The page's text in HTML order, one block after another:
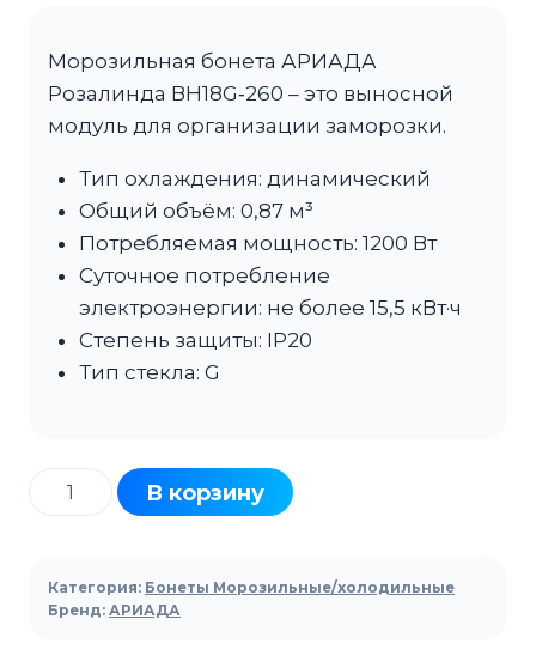
Морозильная бонета АРИАДА
Розалинда ВН18G‑260 – это выносной
модуль для организации заморозки.
Тип охлаждения: динамический
Общий объём: 0,87 м³
Потребляемая мощность: 1200 Вт
Суточное потребление
электроэнергии: не более 15,5 кВт·ч
Степень защиты: IP20
Тип стекла: G
Количество
товара
морозильная
АРИАДА
В корзину
Категория: Бонеты Морозильные/холодильные
Бренд: АРИАДА